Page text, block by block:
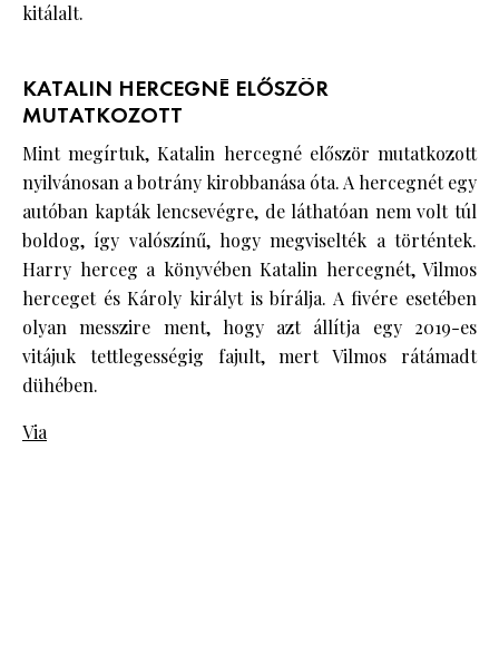
kitálalt.
KATALIN HERCEGNÉ ELŐSZÖR
MUTATKOZOTT
Mint megírtuk, Katalin hercegné először mutatkozott
nyilvánosan a botrány kirobbanása óta. A hercegnét egy
autóban kapták lencsevégre, de láthatóan nem volt túl
boldog, így valószínű, hogy megviselték a történtek.
Harry herceg a könyvében Katalin hercegnét, Vilmos
herceget és Károly királyt is bírálja. A fivére esetében
olyan messzire ment, hogy azt állítja egy 2019-es
vitájuk tettlegességig fajult, mert Vilmos rátámadt
dühében.
Via